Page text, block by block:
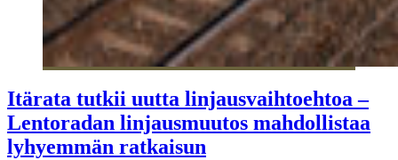
Itärata tutkii uutta linjausvaihtoehtoa –
Lentoradan linjausmuutos mahdollistaa
lyhyemmän ratkaisun